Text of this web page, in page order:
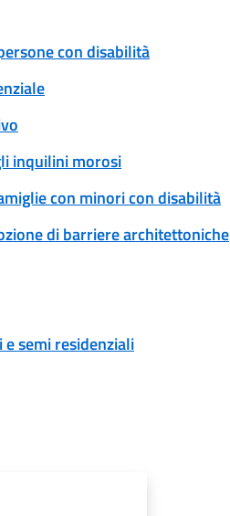
con disabilità
inquilini morosi
con minori con disabilità
di barriere architettoniche
semi residenziali